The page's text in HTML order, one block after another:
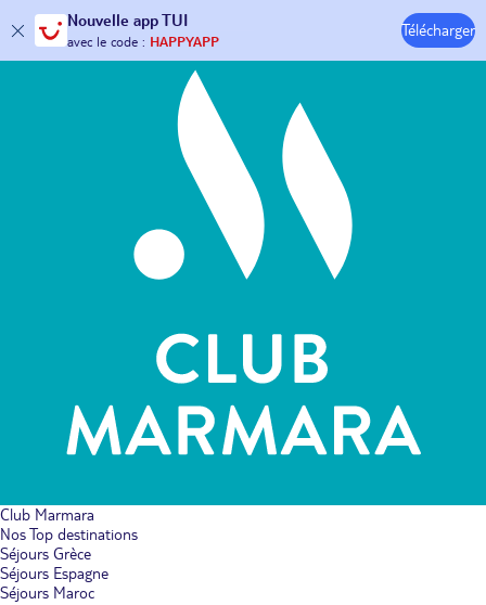
Nouvelle app TUI
30€ offerts*sur votrevoyage !
Télécharger
Hôtels & Clubs
Club Marmara
Nos Top destinations
Séjours Grèce
Séjours Espagne
Séjours Maroc